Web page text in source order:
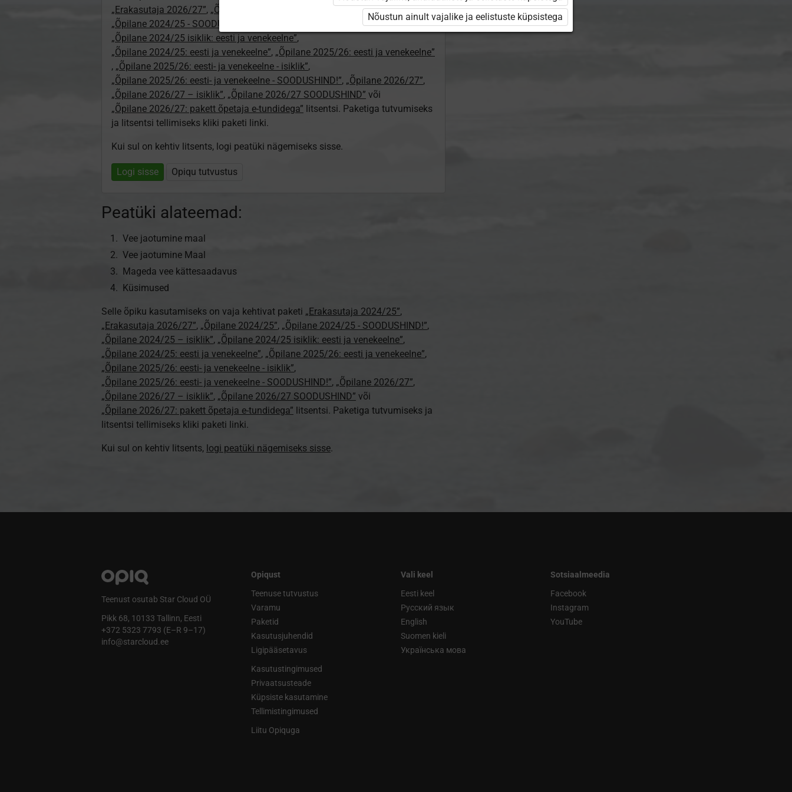
„Erakasutaja 2026/27”, „Õpilane 2024/25”
„Õpilane 2024/25 - SOODUSHIND!”
„Õpilane 2024/25 – isiklik”,
„Õpilane 2024/25 isiklik: eesti ja venekeelne”,
„Õpilane 2024/25: eesti ja venekeelne”, „Õpilane 2025/26: eesti ja venekeelne”
, „Õpilane 2025/26: eesti- ja venekeelne - isiklik”,
„Õpilane 2025/26: eesti- ja venekeelne - SOODUSHIND!”, „Õpilane 2026/27”,
„Õpilane 2026/27 – isiklik”, „Õpilane 2026/27 SOODUSHIND” või
„Õpilane 2026/27: pakett õpetaja e-tundidega” litsentsi. Paketiga tutvumiseks
ja litsentsi tellimiseks kliki paketi linki.
Kui sul on kehtiv litsents, logi peatüki nägemiseks sisse.
Logi sisse Opiqu tutvustus
Peatüki alateemad:
Vee jaotumine maal
Vee jaotumine Maal
Mageda vee kättesaadavus
Küsimused
Selle õpiku kasutamiseks on vaja kehtivat paketi „Erakasutaja 2024/25”,
„Erakasutaja 2026/27”, „Õpilane 2024/25”, „Õpilane 2024/25 - SOODUSHIND!”,
„Õpilane 2024/25 – isiklik”, „Õpilane 2024/25 isiklik: eesti ja venekeelne”,
„Õpilane 2024/25: eesti ja venekeelne”, „Õpilane 2025/26: eesti ja venekeelne”,
„Õpilane 2025/26: eesti- ja venekeelne - isiklik”,
„Õpilane 2025/26: eesti- ja venekeelne - SOODUSHIND!”, „Õpilane 2026/27”,
„Õpilane 2026/27 – isiklik”, „Õpilane 2026/27 SOODUSHIND” või
„Õpilane 2026/27: pakett õpetaja e-tundidega” litsentsi. Paketiga tutvumiseks ja
litsentsi tellimiseks kliki paketi linki.
Kui sul on kehtiv litsents, logi peatüki nägemiseks sisse.
Teenust osutab Star Cloud OÜ
Pikk 68, 10133 Tallinn, Eesti
+372 5323 7793 (E–R 9–17)
info@starcloud.ee
Opiqust
Teenuse tutvustus
Varamu
Paketid
Kasutusjuhendid
Ligipääsetavus
Kasutustingimused
Privaatsusteade
Küpsiste kasutamine
Tellimistingimused
Liitu Opiquga
Vali keel
Eesti keel
Русский язык
English
Suomen kieli
Українська мова
Sotsiaalmeedia
Facebook
Instagram
YouTube
Nõustun ainult vajalike ja eelistuste küpsistega